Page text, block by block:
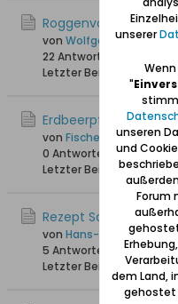
Roggenvollkornbrot
von Wolfgang
22 Antworten
Letzter Beitrag
Erdbeerpfannkuchen
von Fischersjung
0 Antworten
3.766 Hits0
Letzter Beitrag
Rezept
von Hans-Joachim
5 Antworten
5.733 Hits0
Letzter Beitrag
unserer
"
unseren
und
Forum
dem Land,
gehostet